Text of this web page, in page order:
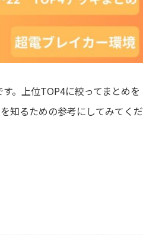
。上位TOP4に絞ってまとめを
知るための参考にしてみてくだ